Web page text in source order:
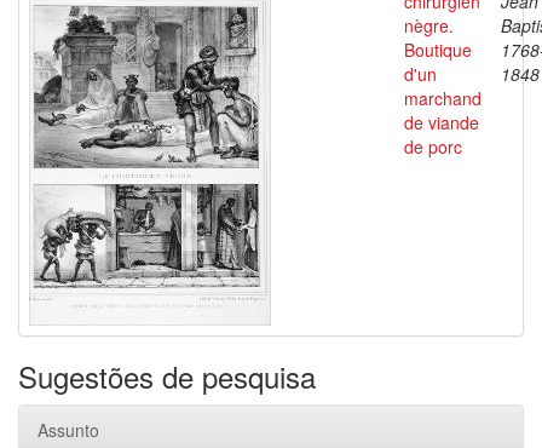
nègre.
Boutique
d'un
marchand
de viande
de porc
1848
Sugestões de pesquisa
Assunto